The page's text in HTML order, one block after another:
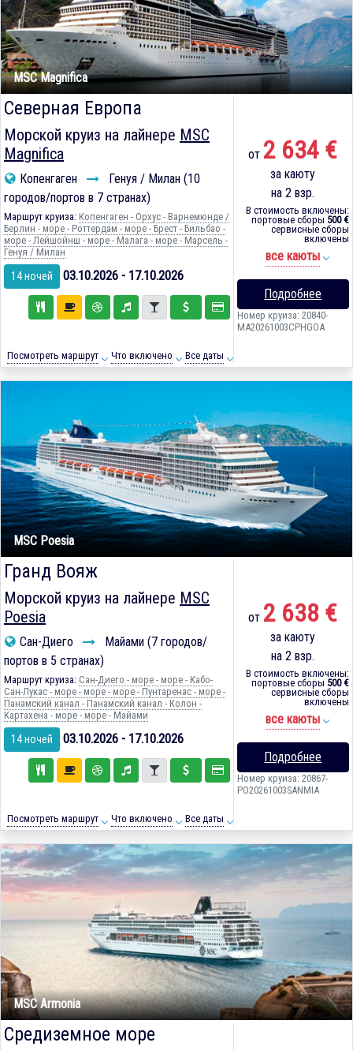
MSC Magnifica
Северная Европа
Морской круиз на лайнере MSC
Magnifica
Копенгаген
Генуя / Милан (10
городов/портов в 7 странах)
Маршрут круиза: Копенгаген - Орхус - Варнемюнде /
Берлин - море - Роттердам - море - Брест - Бильбао -
море - Лейшойнш - море - Малага - море - Марсель -
Генуя / Милан
14 ночей 03.10.2026 - 17.10.2026
Посмотреть маршрут Что включено Все даты
от 2 634 €
за каюту
на 2 взр.
В стоимость включены:
портовые сборы 500 €
сервисные сборы
включены
все каюты
Подробнее
Номер круиза: 20840-
MA20261003CPHGOA
MSC Poesia
Гранд Вояж
Морской круиз на лайнере MSC
Poesia
Сан-Диего
Майами (7 городов/
портов в 5 странах)
Маршрут круиза: Сан-Диего - море - море - Кабо-
Сан-Лукас - море - море - море - Пунтаренас - море -
Панамский канал - Панамский канал - Колон -
Картахена - море - море - Майами
14 ночей 03.10.2026 - 17.10.2026
Посмотреть маршрут Что включено Все даты
от 2 638 €
за каюту
на 2 взр.
В стоимость включены:
портовые сборы 500 €
сервисные сборы
включены
все каюты
Подробнее
Номер круиза: 20867-
PO20261003SANMIA
MSC Armonia
Средиземное море